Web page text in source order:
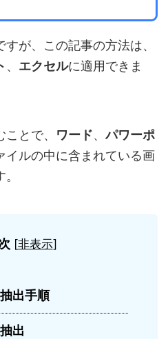
すが、この記事の方法は、
、 エクセルに適用できま
とで、 ワード、パワーポ
イルの中に含まれている画
[非表示]
出手順
出